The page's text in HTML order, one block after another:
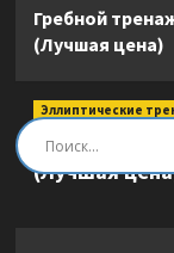
Гребной
(Лучшая цена)
Эллиптические
(Лучшая